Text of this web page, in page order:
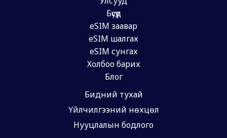
Бүсүүд
eSIM заавар
eSIM шалгах
eSIM сунгах
Холбоо барих
Блог
Бидний тухай
Үйлчилгээний нөхцөл
Нууцлалын бодлого